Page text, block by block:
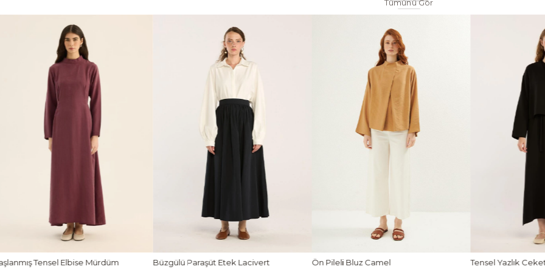
Tümünü Gör
Paraşüt Etek Lacivert Ön Pileli Bluz Camel Tensel Yazlık Ceket Siyah Taşlanmış İnce